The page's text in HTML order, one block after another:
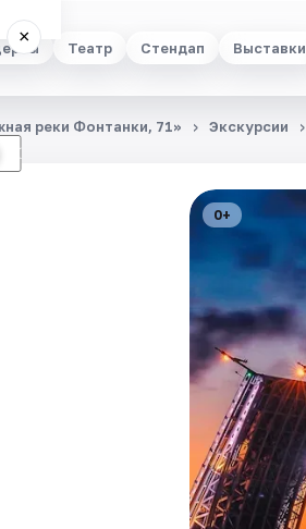
Театр Стендап Выставки
×
☾
реки Фонтанки, 71» Экскурсии
0+